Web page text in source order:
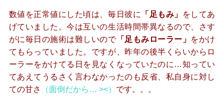
数値を正常値にした頃は、毎日彼に 「足もみ」
をしてあ
げていました。今は互いの生活時間帯異なるので、さす
がに毎日の施術は難しいので「足もみローラー」 をかけ
てもらっていました。ですが、昨年の後半くらいからロ
ーラーをかけてる日を見なくなっていたのに…知ってい
てあえてうるさく言わなかったのも反省、私自身に対し
ての甘さ
（面倒だから… ><） です。。。